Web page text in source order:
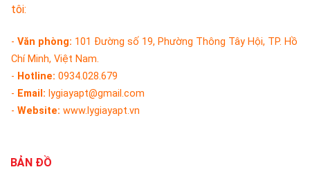
tôi:
- Văn phòng: 101 Đường số 19, Phường Thông Tây Hội, TP. Hồ
Chí Minh, Việt Nam.
- Hotline: 0934.028.679
- Email: lygiayapt@gmail.com
- Website: www.lygiayapt.vn
BẢN ĐỒ